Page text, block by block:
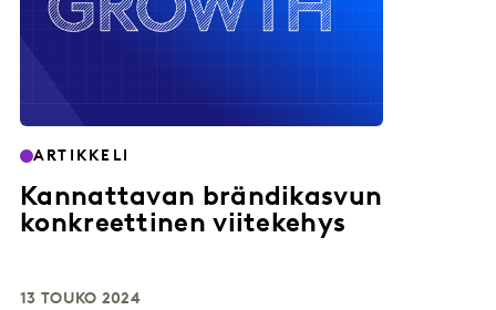
ARTIKKELI
Kannattavan brändikasvun
konkreettinen viitekehys
13 TOUKO 2024